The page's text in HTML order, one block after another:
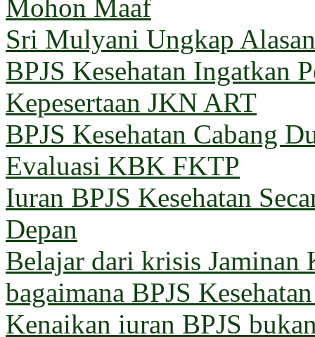
Mohon Maaf
Sri Mulyani Ungkap
BPJS Kesehatan Ingatkan
Kepesertaan JKN ART
BPJS Kesehatan Cabang
Evaluasi KBK FKTP
Iuran BPJS Kesehatan
Depan
Belajar dari krisis Jaminan
bagaimana BPJS
Kenaikan iuran BPJS